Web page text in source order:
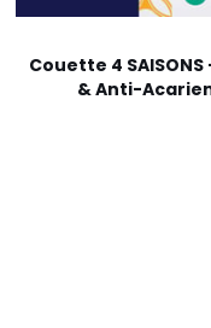
Couette 4
& Anti-